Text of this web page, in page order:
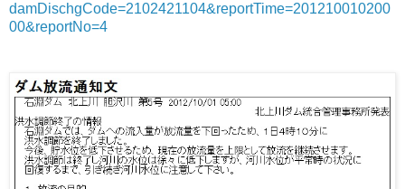
damDischgCode=2102421104&reportTime=201210010200
00&reportNo=4